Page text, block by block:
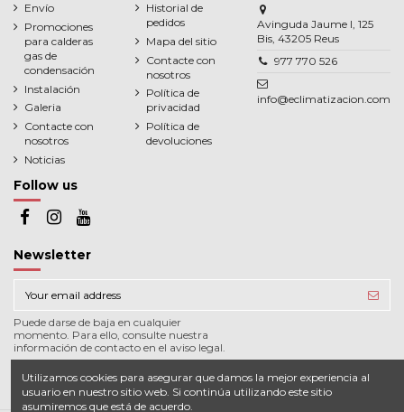
Envío
Promociones
para calderas
gas de
condensación
Instalación
Galeria
Contacte con
nosotros
Noticias
Historial de
pedidos
Mapa del sitio
Contacte con
nosotros
Política de
privacidad
Política de
devoluciones
Avinguda Jaume I, 125
Bis, 43205 Reus
977 770 526
info@eclimatizacion.com
Follow us
Newsletter
Puede darse de baja en cualquier
momento. Para ello, consulte nuestra
información de contacto en el aviso legal.
Utilizamos cookies para asegurar que damos la mejor experiencia al
usuario en nuestro sitio web. Si continúa utilizando este sitio
asumiremos que está de acuerdo.